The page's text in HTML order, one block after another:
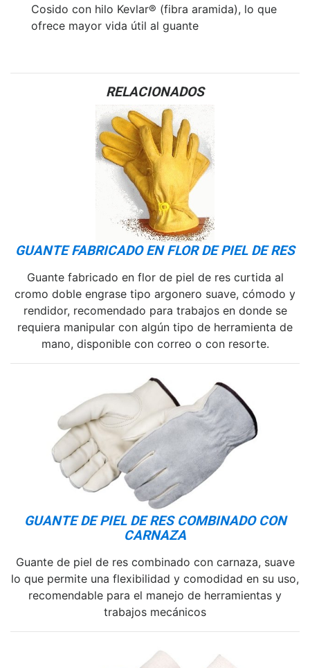
Cosido con hilo Kevlar® (fibra aramida), lo que
ofrece mayor vida útil al guante
RELACIONADOS
GUANTE FABRICADO EN FLOR DE PIEL DE RES
Guante fabricado en flor de piel de res curtida al
cromo doble engrase tipo argonero suave, cómodo y
rendidor, recomendado para trabajos en donde se
requiera manipular con algún tipo de herramienta de
mano, disponible con correo o con resorte.
GUANTE DE PIEL DE RES COMBINADO CON
CARNAZA
Guante de piel de res combinado con carnaza, suave
lo que permite una flexibilidad y comodidad en su uso,
recomendable para el manejo de herramientas y
trabajos mecánicos